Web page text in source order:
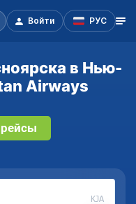
Войти РУС
в Нью-
Airways
KJA